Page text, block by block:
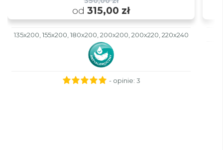
od 315,00 zł
135x200, 155x200, 180x200, 200x200, 200x220, 220x240
- opinie: 3